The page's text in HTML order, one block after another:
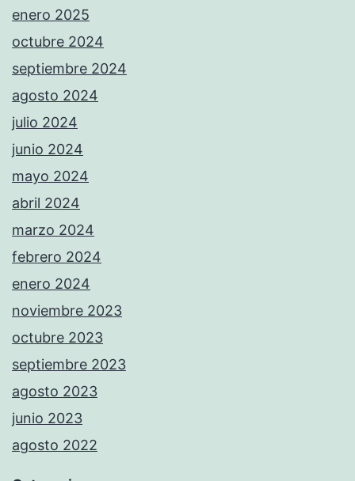
enero 2025
octubre 2024
septiembre 2024
agosto 2024
julio 2024
junio 2024
mayo 2024
abril 2024
marzo 2024
febrero 2024
enero 2024
noviembre 2023
octubre 2023
septiembre 2023
agosto 2023
junio 2023
agosto 2022